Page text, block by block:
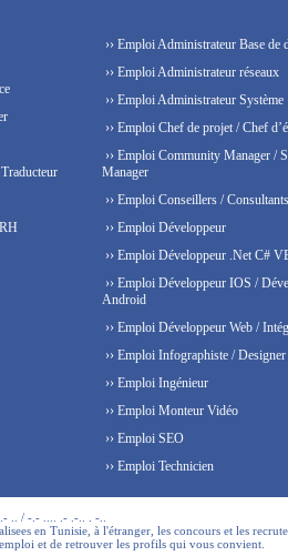
›› Emploi Administrateur Base de
›› Emploi Administrateur réseaux
›› Emploi Administrateur Système
›› Emploi Chef de projet / Chef
›› Emploi Community Manager /
Manager
›› Emploi Conseillers / Consultants
›› Emploi Développeur
›› Emploi Développeur .Net C#
›› Emploi Développeur IOS /
Android
›› Emploi Développeur Web /
›› Emploi Infographiste /
›› Emploi Ingénieur
›› Emploi Monteur Vidéo
›› Emploi SEO
›› Emploi Technicien
.. / -.- .... .- .-.. . -..
en Tunisie, à l'étranger, les concours et les
et de retrouver les profils qui vous convient.